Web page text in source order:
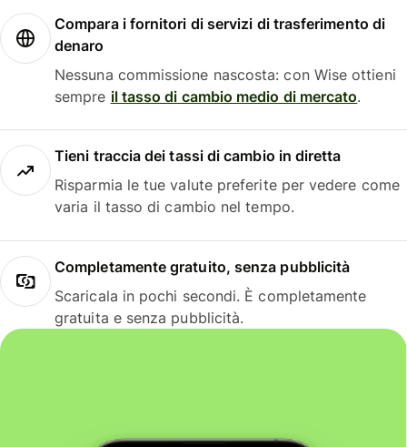
Compara i fornitori di servizi di trasferimento di
denaro
Nessuna commissione nascosta: con Wise ottieni
sempre il tasso di cambio medio di mercato.
Tieni traccia dei tassi di cambio in diretta
Risparmia le tue valute preferite per vedere come
varia il tasso di cambio nel tempo.
Completamente gratuito, senza pubblicità
Scaricala in pochi secondi. È completamente
gratuita e senza pubblicità.